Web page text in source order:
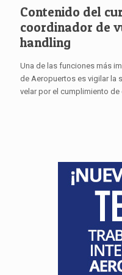
Contenido del
coordinador de
handling
Una de las funciones más
de Aeropuertos es vigilar la
velar por el cumplimiento de